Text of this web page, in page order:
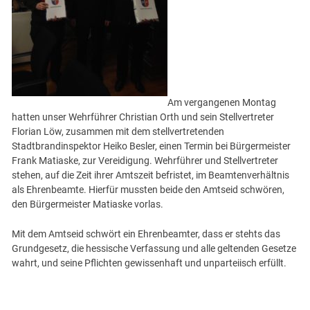
Am vergangenen Montag
hatten unser Wehrführer Christian Orth und sein Stellvertreter
Florian Löw, zusammen mit dem stellvertretenden
Stadtbrandinspektor Heiko Besler, einen Termin bei Bürgermeister
Frank Matiaske, zur Vereidigung. Wehrführer und Stellvertreter
stehen, auf die Zeit ihrer Amtszeit befristet, im Beamtenverhältnis
als Ehrenbeamte. Hierfür mussten beide den Amtseid schwören,
den Bürgermeister Matiaske vorlas.
Mit dem Amtseid schwört ein Ehrenbeamter, dass er stehts das
Grundgesetz, die hessische Verfassung und alle geltenden Gesetze
wahrt, und seine Pflichten gewissenhaft und unparteiisch erfüllt.